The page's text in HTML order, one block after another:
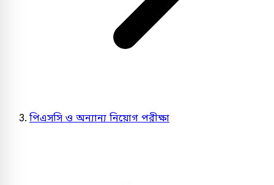
পিএসসি ও অন্যান্য নিয়োগ পরীক্ষা